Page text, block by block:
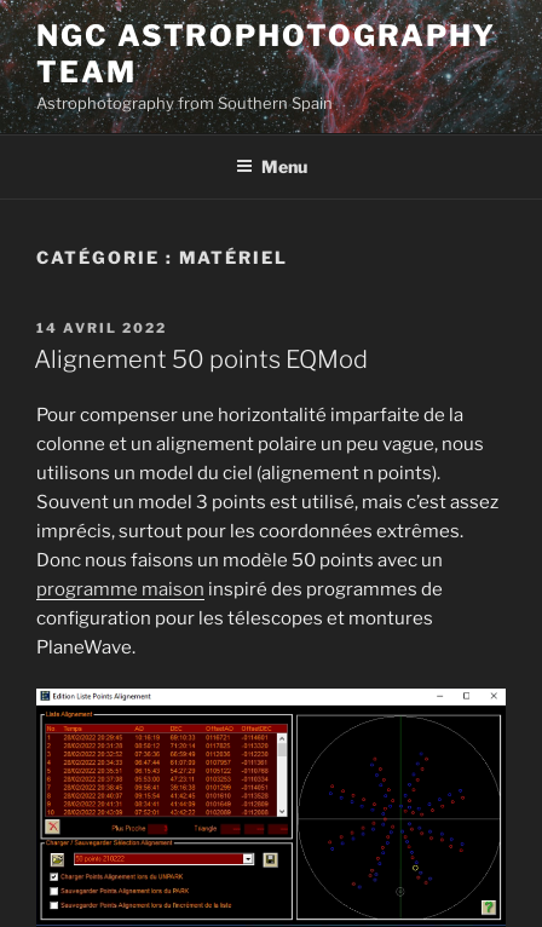
Aller
au
contenu
principal
NGC ASTROPHOTOGRAPHY
TEAM
Astrophotography from Southern Spain
Menu
CATÉGORIE : MATÉRIEL
PUBLIÉ
LE
14 AVRIL 2022
Alignement 50 points EQMod
Pour compenser une horizontalité imparfaite de la
colonne et un alignement polaire un peu vague, nous
utilisons un model du ciel (alignement n points).
Souvent un model 3 points est utilisé, mais c’est assez
imprécis, surtout pour les coordonnées extrêmes.
Donc nous faisons un modèle 50 points avec un
programme maison inspiré des programmes de
configuration pour les télescopes et montures
PlaneWave.